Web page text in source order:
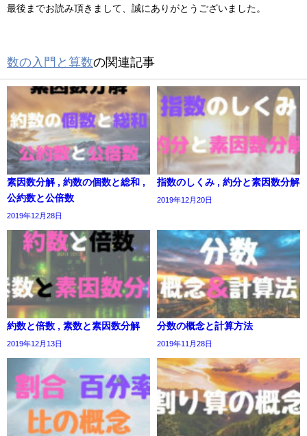
最後までお読み頂きまして、誠にありがとうございました。
数の入門と算数の関連記事
素因数分解 , 約数の個数と総和 ,
公約数と公倍数
2019年12月28日
指数のしくみ , 約分と素因数分解
2019年12月20日
約数と倍数 , 素数と素因数分解
2019年12月13日
分数の概念と計算方法
2019年11月28日